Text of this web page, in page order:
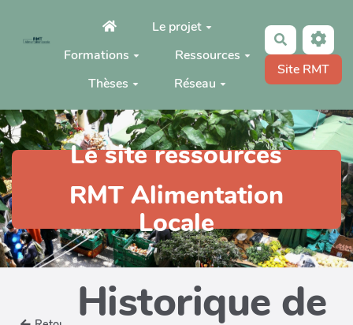
Aller au contenu principalLe projet
Formations
Ressources
Thèses
Réseau
Rechercher
Site RMT
Le site ressources
RMT Alimentation
Locale
Historique de